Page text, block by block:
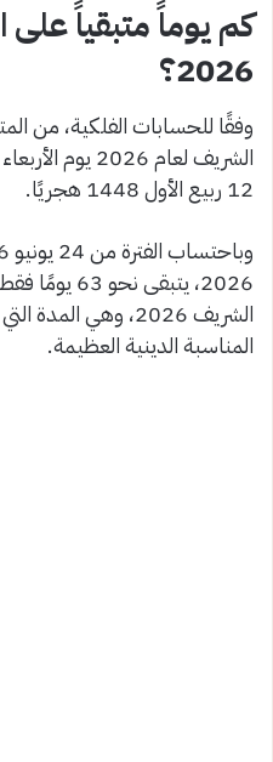
كم يوماً متبقياً على
2026؟
وفقًا للحسابات الفلكية، من
12 ربيع الأول 1448 هجريًا.
2026،
الشريف 2026، وهي
المناسبة الدينية العظيمة.